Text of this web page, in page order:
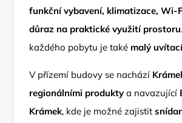
funkční vybavení, klimatizace, Wi-
důraz na praktické využití prostoru
každého pobytu je také malý
V přízemí budovy se nachází
regionálními produkty a navazující
Krámek, kde je možné zajistit